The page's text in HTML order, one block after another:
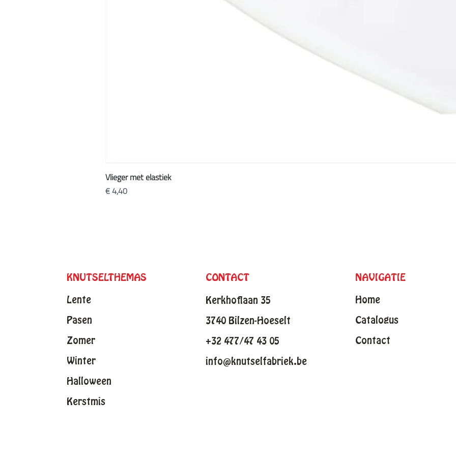
Vlieger met elastiek
Prijs
€ 4,40
KNUTSELTHEMAS
Lente
Pasen
Zomer
Winter
Halloween
Kerstmis
CONTACT
Kerkhoflaan 35
3740 Bilzen-Hoeselt
+32 477/47 43 05
info@knutselfabriek.be
NAVIGATIE
Home
Catalogus
Contact